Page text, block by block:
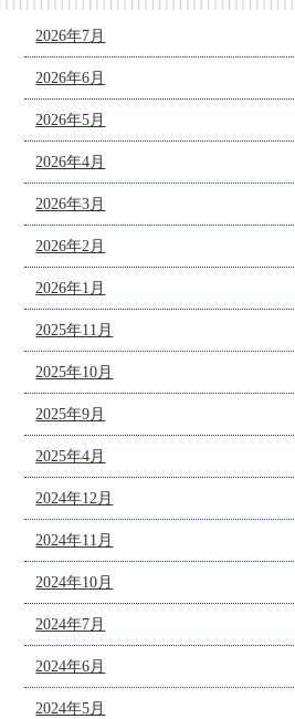
2026年7月
2026年6月
2026年5月
2026年4月
2026年3月
2026年2月
2026年1月
2025年11月
2025年10月
2025年9月
2025年4月
2024年12月
2024年11月
2024年10月
2024年7月
2024年6月
2024年5月